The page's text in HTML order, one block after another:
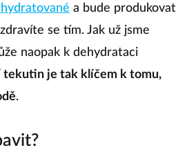
a bude produkovat
se tím. Jak už jsme
naopak k dehydrataci
tekutin je tak klíčem k tomu,
.